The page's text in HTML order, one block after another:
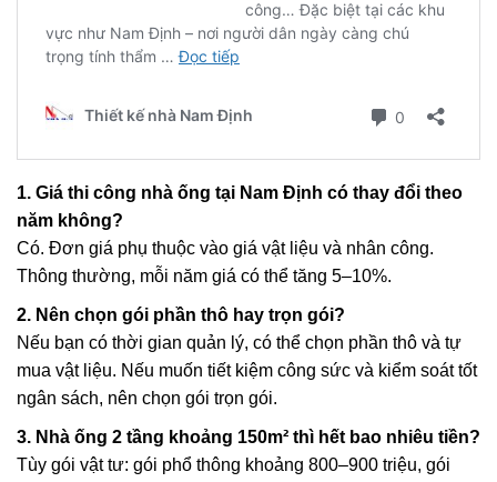
1. Giá thi công nhà ống tại Nam Định có thay đổi theo
năm không?
Có. Đơn giá phụ thuộc vào giá vật liệu và nhân công.
Thông thường, mỗi năm giá có thể tăng 5–10%.
2. Nên chọn gói phần thô hay trọn gói?
Nếu bạn có thời gian quản lý, có thể chọn phần thô và tự
mua vật liệu. Nếu muốn tiết kiệm công sức và kiểm soát tốt
ngân sách, nên chọn gói trọn gói.
3. Nhà ống 2 tầng khoảng 150m² thì hết bao nhiêu tiền?
Tùy gói vật tư: gói phổ thông khoảng 800–900 triệu, gói